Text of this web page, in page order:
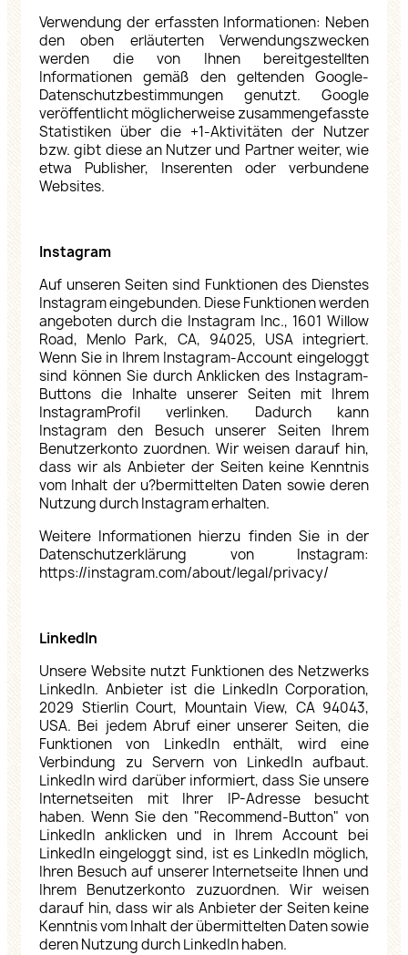
Verwendung der erfassten Informationen: Neben
den oben erläuterten Verwendungszwecken
werden die von Ihnen bereitgestellten
Informationen gemäß den geltenden Google-
Datenschutzbestimmungen genutzt. Google
veröffentlicht möglicherweise zusammengefasste
Statistiken über die +1-Aktivitäten der Nutzer
bzw. gibt diese an Nutzer und Partner weiter, wie
etwa Publisher, Inserenten oder verbundene
Websites.
Instagram
Auf unseren Seiten sind Funktionen des Dienstes
Instagram eingebunden. Diese Funktionen werden
angeboten durch die Instagram Inc., 1601 Willow
Road, Menlo Park, CA, 94025, USA integriert.
Wenn Sie in Ihrem Instagram-Account eingeloggt
sind können Sie durch Anklicken des Instagram-
Buttons die Inhalte unserer Seiten mit Ihrem
InstagramProfil verlinken. Dadurch kann
Instagram den Besuch unserer Seiten Ihrem
Benutzerkonto zuordnen. Wir weisen darauf hin,
dass wir als Anbieter der Seiten keine Kenntnis
vom Inhalt der u?bermittelten Daten sowie deren
Nutzung durch Instagram erhalten.
Weitere Informationen hierzu finden Sie in der
Datenschutzerklärung von Instagram:
https://instagram.com/about/legal/privacy/
LinkedIn
Unsere Website nutzt Funktionen des Netzwerks
LinkedIn. Anbieter ist die LinkedIn Corporation,
2029 Stierlin Court, Mountain View, CA 94043,
USA. Bei jedem Abruf einer unserer Seiten, die
Funktionen von LinkedIn enthält, wird eine
Verbindung zu Servern von LinkedIn aufbaut.
LinkedIn wird darüber informiert, dass Sie unsere
Internetseiten mit Ihrer IP-Adresse besucht
haben. Wenn Sie den "Recommend-Button" von
LinkedIn anklicken und in Ihrem Account bei
LinkedIn eingeloggt sind, ist es LinkedIn möglich,
Ihren Besuch auf unserer Internetseite Ihnen und
Ihrem Benutzerkonto zuzuordnen. Wir weisen
darauf hin, dass wir als Anbieter der Seiten keine
Kenntnis vom Inhalt der übermittelten Daten sowie
deren Nutzung durch LinkedIn haben.